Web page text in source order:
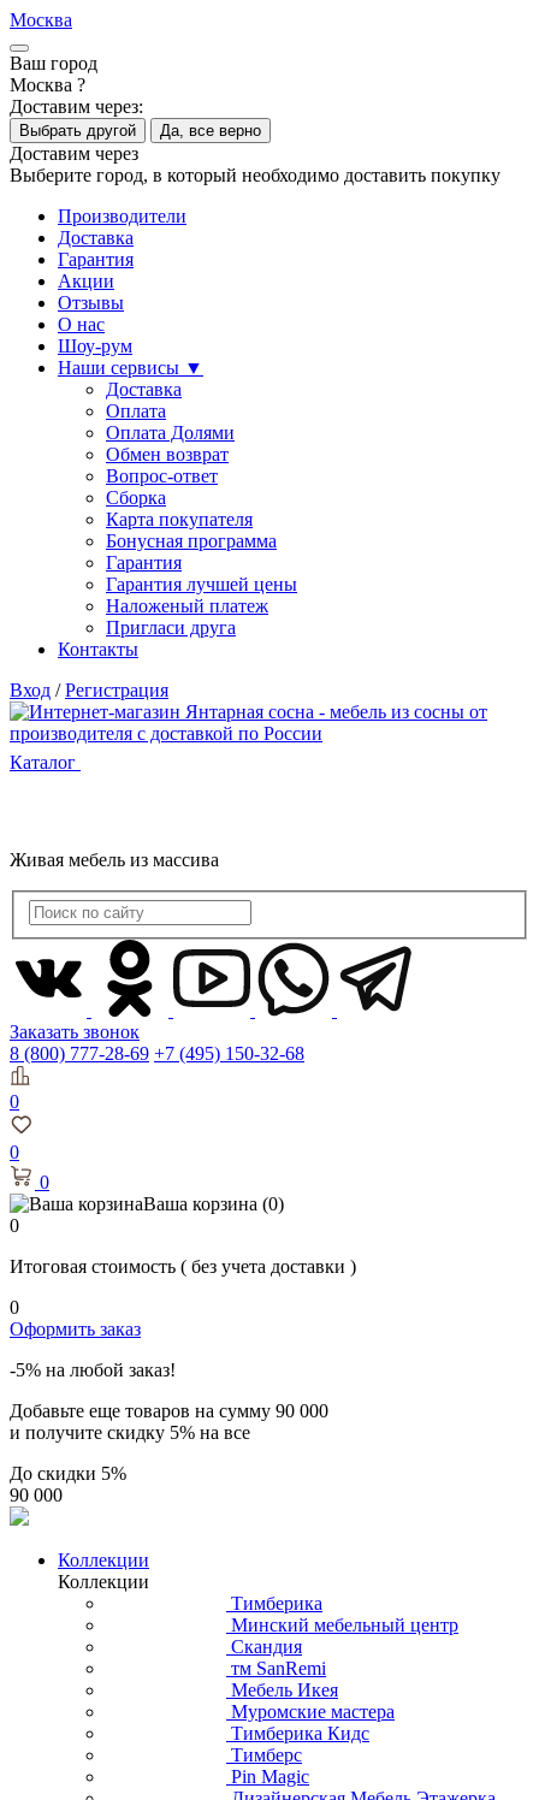
Москва
Ваш город
Москва ?
Доставим через:
Выбрать другой Да, все верно
Доставим через
Выберите город, в который необходимо доставить покупку
Производители
Доставка
Гарантия
Акции
Отзывы
О нас
Шоу-рум
Наши сервисы ▼
Доставка
Оплата
Оплата Долями
Обмен возврат
Вопрос-ответ
Сборка
Карта покупателя
Бонусная программа
Гарантия
Гарантия лучшей цены
Наложеный платеж
Пригласи друга
Контакты
Вход / Регистрация
Каталог
Живая мебель из массива
Заказать звонок
8 (800) 777-28-69 +7 (495) 150-32-68
0
0
0
Ваша корзина (0)
0
Итоговая стоимость ( без учета доставки )
0
Оформить заказ
-5% на любой заказ!
Добавьте еще товаров на сумму 90 000
и получите скидку 5% на все
До скидки 5%
90 000
Коллекции
Коллекции
Тимберика
Минский мебельный центр
Скандия
тм SanRemi
Мебель Икея
Муромские мастера
Тимберика Кидс
Тимберс
Pin Magic